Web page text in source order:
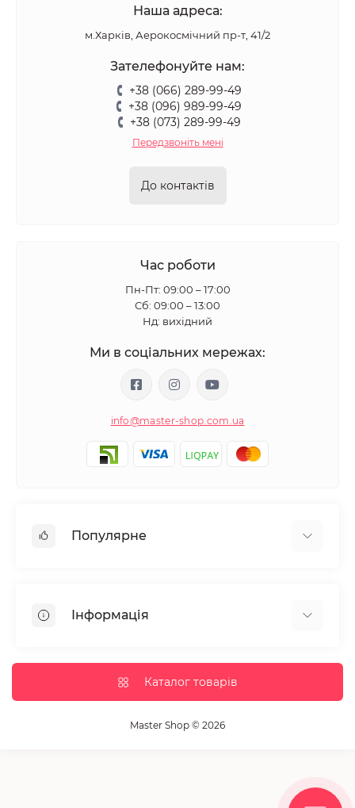
Наша адреса:
м.Харків, Аерокосмічний пр-т, 41/2
Зателефонуйте нам:
+38 (066) 289-99-49
+38 (096) 989-99-49
+38 (073) 289-99-49
Передзвоніть мені
До контактів
Час роботи
Пн-Пт: 09:00 – 17:00
Сб: 09:00 – 13:00
Нд: вихідний
Ми в соціальних мережах:
info@master-shop.com.ua
Популярне
Парафінотерапія
Вії та брови
Дезінфекція та стерилізація
Пензлики і набори для макіяжу
Інформація
Доставка та оплата
Корисні статті
Каталог товарів
Master Shop © 2026